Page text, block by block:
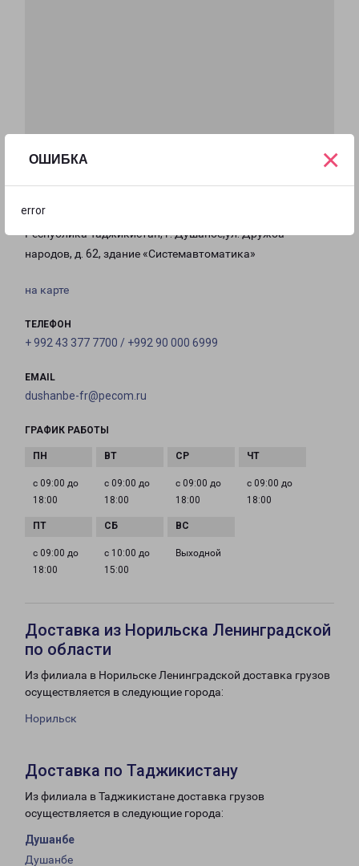
ОШИБКА
error
×
ДУШАНБЕ
Республика Таджикистан, г. Душанбе,ул. Дружба
народов, д. 62, здание «Системавтоматика»
на карте
ТЕЛЕФОН
+ 992 43 377 7700 / +992 90 000 6999
EMAIL
dushanbe-fr@pecom.ru
ГРАФИК РАБОТЫ
с 09:00 до
18:00
с 09:00 до
18:00
с 09:00 до
18:00
с 09:00 до
18:00
с 09:00 до
18:00
с 10:00 до
15:00
Выходной
Доставка из Норильска Ленинградской
по области
Из филиала в Норильске Ленинградской доставка грузов
осуществляется в следующие города:
Норильск
Доставка по Таджикистану
Из филиала в Таджикистане доставка грузов
осуществляется в следующие города:
Душанбе
Душанбе